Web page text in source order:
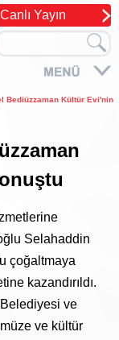
Canlı Yayın
Bediüzzaman Kültür Evi'nin
Selahaddin
çoğaltmaya
kazandırıldı.
ve
ve kültür